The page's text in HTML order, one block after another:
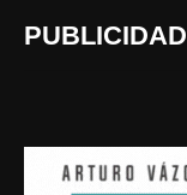
PUBLICIDAD